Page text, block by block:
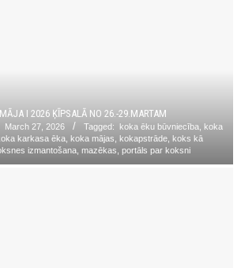
I 2026 ĶĪPSALĀ NO 26.-29.MARTAM
March 27, 2026 Tagged: koka ēku būvniecība
koka
karkasa ēka koka mājas kokapstrāde
koks kā
izmantošana, mazēkas portāls par koksni